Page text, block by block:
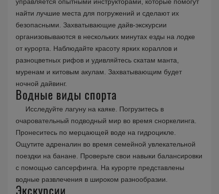
управляется опытными инструкторами, которые помогут
найти лучшие места для погружений и сделают их
безопасными. Захватывающие дайв-экскурсии
организовываются в нескольких минутах езды на лодке
от курорта. Наблюдайте красоту ярких кораллов и
разноцветных рифов и удивляйтесь скатам манта,
муренам и китовым акулам. Захватывающим будет
ночной дайвинг.
Водные виды спорта
Исследуйте лагуну на каяке. Погрузитесь в
очаровательный подводный мир во время сноркелинга.
Пронеситесь по мерцающей воде на гидроцикле.
Ощутите адреналин во время семейной увлекательной
поездки на банане. Проверьте свои навыки балансировки
с помощью сапсерфинга. На курорте представлены
водные развлечения в широком разнообразии.